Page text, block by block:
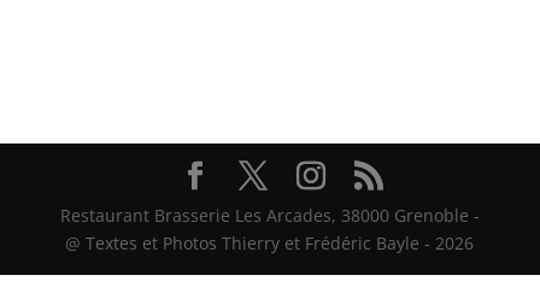
Restaurant Brasserie Les Arcades, 38000 Grenoble -
@ Textes et Photos Thierry et Frédéric Bayle - 2026